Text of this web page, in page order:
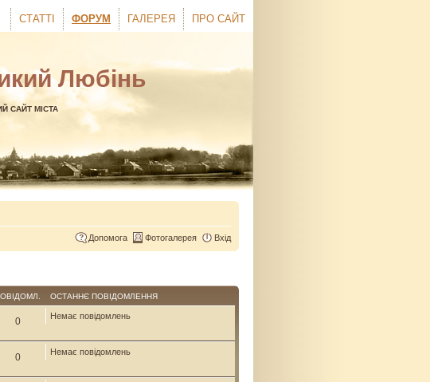
ПРО САЙТ
ГАЛЕРЕЯ
ФОРУМ
СТАТТІ
Любінь
САЙТ МІСТА
Допомога Фотогалерея Вхід
ОСТАННЄ ПОВІДОМЛЕННЯ
0 Немає повідомлень
0 Немає повідомлень